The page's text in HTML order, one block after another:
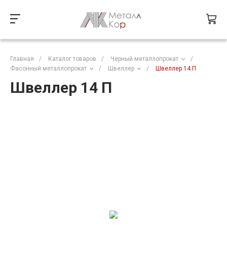
Главная / Каталог товаров / Черный металлопрокат
/
Фасонный металлопрокат
/ Швеллер / Швеллер 14 П
Швеллер 14 П